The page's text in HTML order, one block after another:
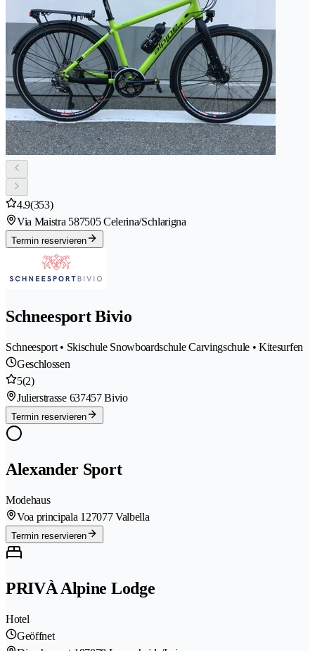
4.9(353)
Via Maistra 587505 Celerina/Schlarigna
Termin reservieren
Schneesport Bivio
Schneesport • Skischule Snowboardschule Carvingschule • Kitesurfen
Geschlossen
5(2)
Julierstrasse 637457 Bivio
Termin reservieren
Alexander Sport
Modehaus
Voa principala 127077 Valbella
Termin reservieren
PRIVÀ Alpine Lodge
Hotel
Geöffnet